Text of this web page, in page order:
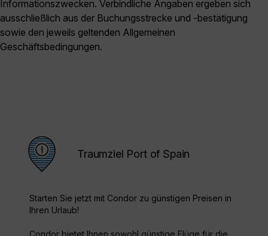
Informationszwecken. Verbindliche Angaben ergeben sich
ausschließlich aus der Buchungsstrecke und -bestätigung
sowie den jeweils geltenden Allgemeinen
Geschäftsbedingungen.
Traumziel Port of Spain
Starten Sie jetzt mit Condor zu günstigen Preisen in
Ihren Urlaub!